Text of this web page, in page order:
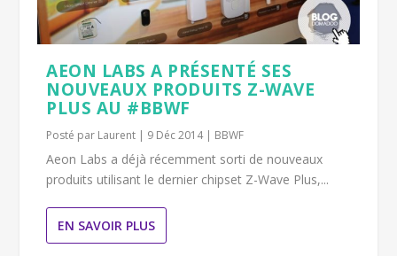
AEON LABS A PRÉSENTÉ SES
NOUVEAUX PRODUITS Z-WAVE
PLUS AU #BBWF
Posté par Laurent | 9 Déc 2014| BBWF
Aeon Labs a déjà récemment sorti de nouveaux
produits utilisant le dernier chipset Z-Wave Plus,...
EN SAVOIR PLUS